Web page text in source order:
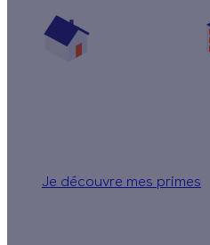
Je découvre mes primes